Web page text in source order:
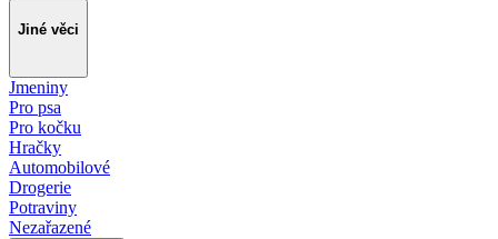
Jiné věci
Jmeniny
Pro psa
Pro kočku
Hračky
Automobilové
Drogerie
Potraviny
Nezařazené